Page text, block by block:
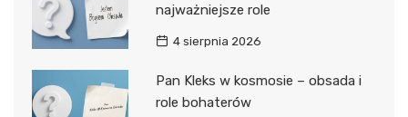
najważniejsze role
4 sierpnia 2026
Pan Kleks w kosmosie – obsada i
role bohaterów